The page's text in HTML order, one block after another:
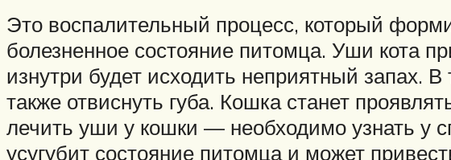
Это воспалительный процесс, который
болезненное состояние питомца. Уши кота
изнутри будет исходить неприятный запах.
также отвиснуть губа. Кошка станет
лечить уши у кошки — необходимо узнать у
усугубит состояние питомца и может